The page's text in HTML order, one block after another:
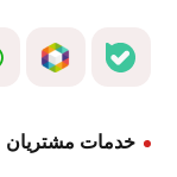
خدمات مشتریان